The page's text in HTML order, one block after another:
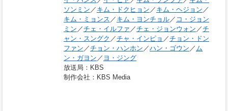
ソンミン ／ キム・ドクヒョン ／ キム・ヘジョン ／
キム・ミョンス ／ キム・ヨンチョル／ コ・ジョン
ミン ／チェ・イルファ ／チェ・ジョンウォン ／チ
ャン・スングク ／チャ・インピョ ／チョン・ドン
ファン ／チョン・ハンホン ／ハン・ゴウン ／ム
ン・ガヨン ／ ヨ・ジング
放送局 ：KBS
制作会社 ：KBS Media